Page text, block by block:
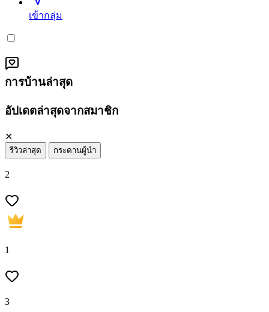
เข้ากลุ่ม
การบ้านล่าสุด
อัปเดตล่าสุดจากสมาชิก
✕
รีวิวล่าสุด กระดานผู้นำ
2
1
3